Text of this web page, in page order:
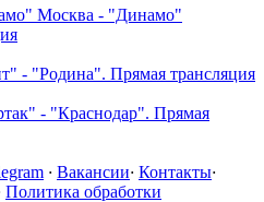
Москва - "Динамо"
- "Родина". Прямая трансляция
- "Краснодар". Прямая
· Вакансии· Контакты·
Политика обработки